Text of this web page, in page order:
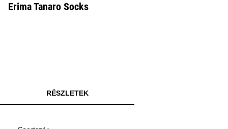
Erima Tanaro Socks
RÉSZLETEK